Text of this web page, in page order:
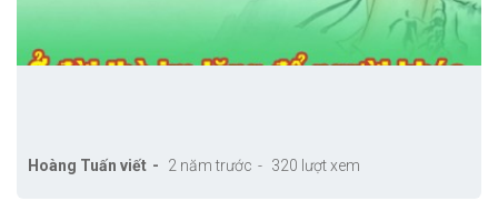
Hoàng Tuấn viết 2 năm trước 320 lượt xem